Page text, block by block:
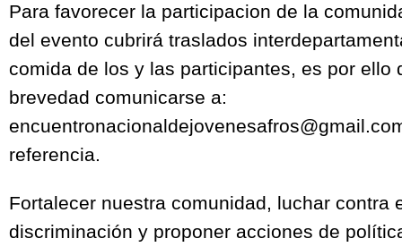
Para favorecer la participacion de la
del evento cubrirá traslados
comida de los y las participantes, es por ello
brevedad comunicarse a:
referencia.
Fortalecer nuestra comunidad, luchar contra
discriminación y proponer acciones de